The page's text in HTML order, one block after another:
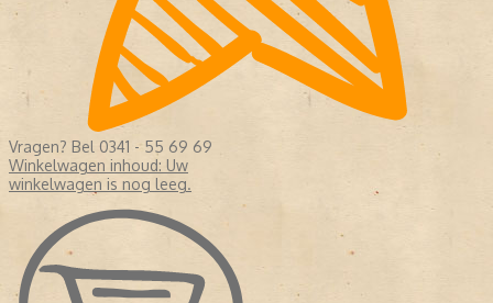
Vragen? Bel 0341 - 55 69 69
Winkelwagen inhoud: Uw
winkelwagen is nog leeg.